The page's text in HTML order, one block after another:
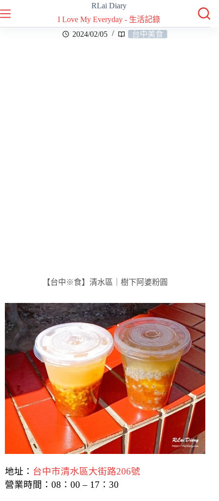
RLai Diary
I Love My Everyday - 生活記錄
2024/02/05
台中美食
【台中※食】清水區｜樹下阿婆粉圓
地址： 台中市清水區大街路206號
營業時間：08：00 – 17：30